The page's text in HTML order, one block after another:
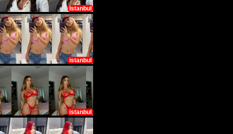
İstanbul
istanbul
istanbul